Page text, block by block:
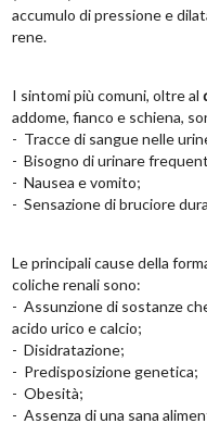
accumulo di pressione e
rene.
I sintomi più comuni, oltre al
addome, fianco e schiena,
- Tracce di sangue nelle
- Bisogno di urinare
- Nausea e vomito;
- Sensazione di bruciore
Le principali cause della
coliche renali sono:
- Assunzione di sostanze
acido urico e calcio;
- Disidratazione;
- Predisposizione genetica;
- Obesità;
- Assenza di una sana